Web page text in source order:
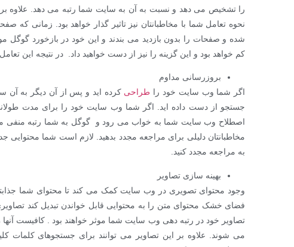
را تشخیص می دهد و نسبت به آن به سایت شما رتبه می دهد. علاوه
نحوه تعامل شما با مخاطبانتان نیز تاثیر گذار خواهد بود. زمانی
شده و صفحات را بدون بازدید می بندند و این خود در بازخورد
کم خواهد بود و این گزینه را نیز از دست خواهید داد. در نتیجه این
بروزرسانی مداوم
اگر شما وب سایت خود را طراحی کرده اید و پس از آن دیگر به آن
جستجو از دست داده اید. اگر شما وب سایت خود را برای مدت
اصطلاح وب سایت شما به خواب می رود و گوگل به شما رتبه منفی می
مخاطبانتان دلیلی برای مراجعه مجدد بدهید. لازم است شما محتوایی
به مراجعه مجدد کنید.
بهینه سازی تصاویر
وجود محتوای تصویری در وب سایت کمک می کند تا محتوای شما
فضای خشک محتوای متن را به محتوایی قابل خواندن تبدیل کند
تصاویر خود در رتبه دهی وب سایت شما موثر خواهند بود . کافیست
می شوند. علاوه بر این تصاویر می توانند برای جستجوهای کلمات